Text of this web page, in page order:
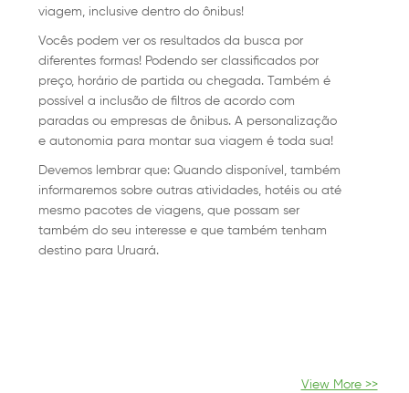
viagem, inclusive dentro do ônibus!
Vocês podem ver os resultados da busca por
diferentes formas! Podendo ser classificados por
preço, horário de partida ou chegada. Também é
possível a inclusão de filtros de acordo com
paradas ou empresas de ônibus. A personalização
e autonomia para montar sua viagem é toda sua!
Devemos lembrar que: Quando disponível, também
informaremos sobre outras atividades, hotéis ou até
mesmo pacotes de viagens, que possam ser
também do seu interesse e que também tenham
destino para Uruará.
View More >>